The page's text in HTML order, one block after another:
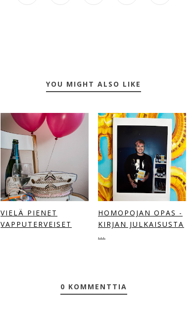
YOU MIGHT ALSO LIKE
VIELÄ PIENET
VAPPUTERVEISET
HOMOPOJAN OPAS -
KIRJAN JULKAISUSTA
...
0 KOMMENTTIA